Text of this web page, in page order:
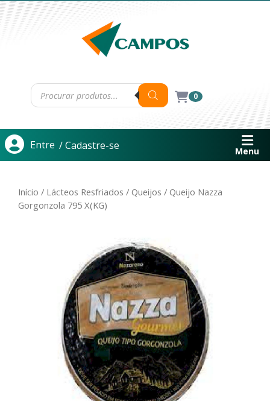
0
Entre / Cadastre-se Menu
Início / Lácteos Resfriados / Queijos / Queijo Nazza
Gorgonzola 795 X(KG)